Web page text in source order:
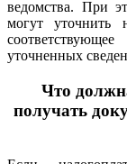
ведомства. При
могут уточнить
уточненных
Что
получать